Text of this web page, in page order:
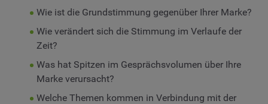
Wie ist die Grundstimmung gegenüber Ihrer Marke?
Wie verändert sich die Stimmung im Verlaufe der
Zeit?
Was hat Spitzen im Gesprächsvolumen über Ihre
Marke verursacht?
Welche Themen kommen in Verbindung mit der